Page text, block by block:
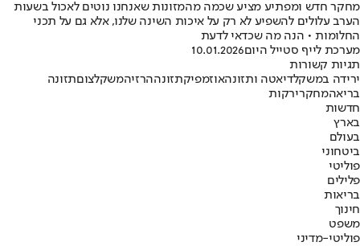
מחקר חדש ומפתיע מציע שכמה מהמזונות שאנחנו נוטים לאכול בשעות
הערב עלולים להשפיע לא רק על איכות השינה שלנו, אלא גם על תכני
החלומות • הנה מה שכדאי לדעת
מערכת לייף סטייל היום10.01.2026
תגיות קשורות
ירידה במשקלדיאטה ותזונהאוזמפיקתזונההרזיהמשקלצוםתזונה
בריאהמחקרירקות
חדשות
בארץ
בעולם
ביטחוני
פוליטי
פלילים
בריאות
חינוך
משפט
פוליטי-מדיני